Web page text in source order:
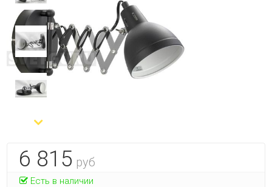
Распродажа
Еще
Мебель
6 815 руб
Есть в наличии